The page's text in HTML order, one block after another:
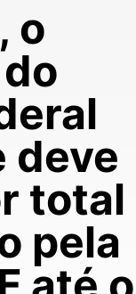
o
deve
total
pela